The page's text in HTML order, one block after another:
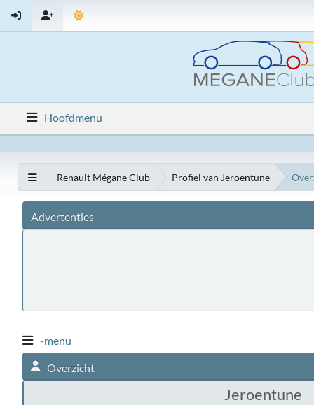
Hoofdmenu
Renault Mégane Club Profiel van Jeroentune
Advertenties
-menu
Overzicht
Jeroentune